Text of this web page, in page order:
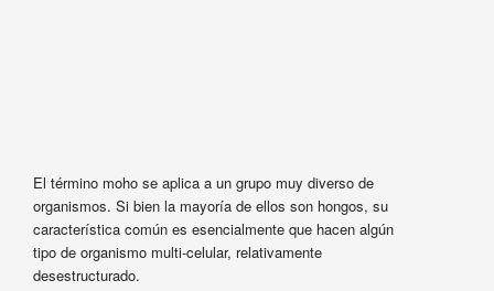
El término moho se aplica a un grupo muy diverso de
organismos. Si bien la mayoría de ellos son hongos, su
característica común es esencialmente que hacen algún
tipo de organismo multi-celular, relativamente
desestructurado.